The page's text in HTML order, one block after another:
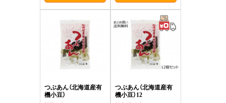
つぶあん（北海道産有
機小豆）
つぶあん（北海道産有
機小豆）12